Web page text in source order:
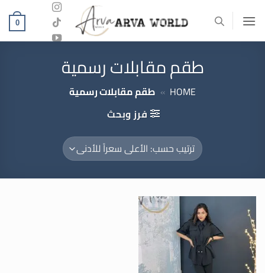
للمحتوى
0
طقم مقابلات رسمية
HOME
» طقم مقابلات رسمية
فرز وبحث